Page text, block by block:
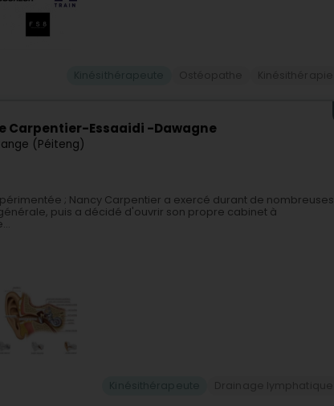
Carpentier-Essaaidi -Dawagne
(Péiteng)
; Nancy Carpentier a exercé durant de nombreuses
puis a décidé d'ouvrir son propre cabinet à